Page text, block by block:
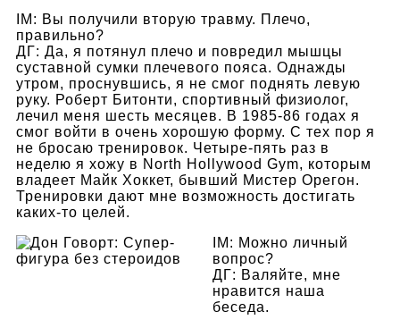
IM: Вы получили вторую травму. Плечо,
правильно?
ДГ: Да, я потянул плечо и повредил мышцы
суставной сумки плечевого пояса. Однажды
утром, проснувшись, я не смог поднять левую
руку. Роберт Битонти, спортивный физиолог,
лечил меня шесть месяцев. В 1985-86 годах я
смог войти в очень хорошую форму. С тех пор я
не бросаю тренировок. Четыре-пять раз в
неделю я хожу в North Hollywood Gym, которым
владеет Майк Хоккет, бывший Мистер Орегон.
Тренировки дают мне возможность достигать
каких-то целей.
IM: Можно личный
вопрос?
ДГ: Валяйте, мне
нравится наша
беседа.